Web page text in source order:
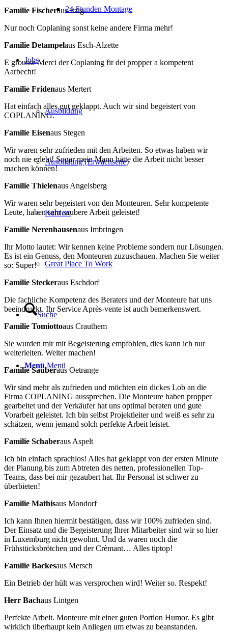
24 Stunden Montage
Jobs
Ausbildung
Ausbildung (Erwachsene)
Karriere
Great Place To Work
Suche
Menü Menü
Familie Fischeraus Itzig
Nur noch Coplaning sonst keine andere Firma mehr!
Familie Detampelaus Esch-Alzette
E grousse Merci der Coplaning fir dei propper a kompetent
Aarbecht!
Familie Fridenaus Mertert
Hat einfach alles gut geklappt. Auch wir sind begeistert von
COPLANING.
Familie Eisenaus Stegen
Wir waren sehr zufrieden mit den Arbeiten. So etwas haben wir
noch nie erlebt! Sogar mein Mann hätte die Arbeit nicht besser
machen können!
Familie Thielenaus Angelsberg
Wir waren sehr begeistert von den Monteuren. Sehr kompetente
Leute, haben sehr saubere Arbeit geleistet!
Familie Nerenhausenaus Imbringen
Ihr Motto lautet: Wir kennen keine Probleme sondern nur Lösungen.
Es ist ein Genuss, den Monteuren zuzuschauen. Machen Sie weiter
so: Super!
Familie Steckeraus Eschdorf
Die fachliche Kompetenz des Beraters und der Monteure hat uns
beeindruckt. Ihr Service Après-vente ist auch bemerkenswert.
Familie Tomiottoaus Crauthem
Sie wurden mir mit Begeisterung empfohlen, dies kann ich nur
weiterleiten. Weiter machen!
Familie Sauberaus Oetrange
Wir sind mehr als zufrieden und möchten ein dickes Lob an die
Firma COPLANING aussprechen. Die Monteure haben propper
gearbeitet und der Verkäufer hat uns optimal beraten und gute
Vorarbeit geleistet. Ich bin selbst Projektleiter und weiß es sehr zu
schätzen, wenn jemand solch perfekte Arbeit leistet.
Familie Schaberaus Aspelt
Ich bin einfach sprachlos! Alles hat geklappt von der ersten Minute
der Planung bis zum Abtreten des netten, professionellen Top-
Teams, dass bei mir gezaubert hat. Ihr Personal ist schwer zu
überbieten!
Familie Mathisaus Mondorf
Ich kann Ihnen hiermit bestätigen, dass wir 100% zufrieden sind.
Der Einsatz und die Begeisterung Ihrer Mitarbeiter sind wir so hier
in Luxemburg nicht gewohnt. Und da waren noch die
Frühstücksbrötchen und der Crèmant… Alles tiptop!
Familie Backesaus Mersch
Ein Betrieb der hült was versprochen wird! Weiter so. Respekt!
Herr Bachaus Lintgen
Perfekte Arbeit. Monteure mit einer guten Portion Humor. Es gibt
wirklich überhaupt kein Anliegen um etwas zu beanstanden.